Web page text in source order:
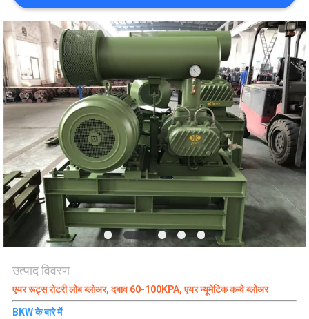
एक
उद्धरण
की
विनती
करे
COMPANY
NEWS
साइटमैप
PRIVACY
POLICY
उत्पाद विवरण
एयर रूट्स रोटरी लोब ब्लोअर, दबाव 60-100KPA, एयर न्यूमेटिक कन्वे ब्लोअर
BKW के बारे में